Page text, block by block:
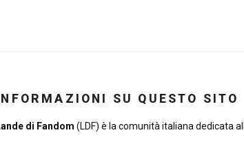
SU QUESTO SITO
di Fandom (LDF) è la comunità italiana dedicata